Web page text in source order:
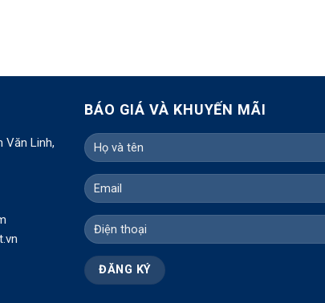
Văn Linh,
BÁO GIÁ VÀ KHUYẾN MÃI